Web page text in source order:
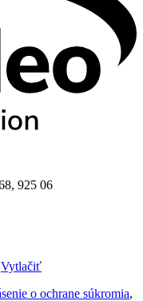
925 06
Vytlačiť
o ochrane súkromia,